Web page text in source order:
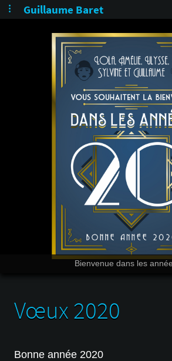
Guillaume Baret
Vœux 2020
Bonne année 2020
Bienvenue dans les